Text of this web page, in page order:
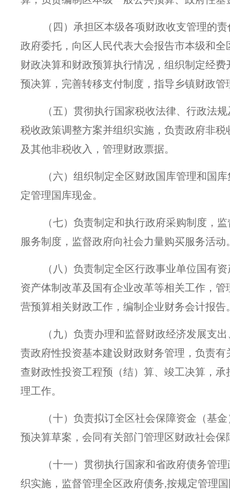
（四）承担区本级各项财政收支管理的
政府委托，向区人民代表大会报告市本级和
财政决算和财政预算执行情况，组织制定经
预决算，完善转移支付制度，指导乡镇财政管
（五）贯彻执行国家税收法律、行政法
税收政策调整方案并组织实施，负责政府非
及其他非税收入，管理财政票据。
（六）组织制定全区财政国库管理和国
定管理国库现金。
（七）负责制定和执行政府采购制度，
服务制度，监督政府向社会力量购买服务活动
（八）负责制定全区行政事业单位国有
资产体制改革及国有企业改革等相关工作，
营预算相关财政工作，编制企业财务会计报告
（九）负责办理和监督财政经济发展支
责政府性投资基本建设财政财务管理，负责
查财政性投资工程预（结）算、竣工决算，
理工作。
（十）负责拟订全区社会保障资金（基
预决算草案，会同有关部门管理区财政社会
（十一）贯彻执行国家和省政府债务管
织实施，监督管理全区政府债务,按规定管理